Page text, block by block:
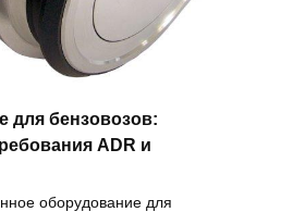
для бензовозов:
ADR и
оборудование для